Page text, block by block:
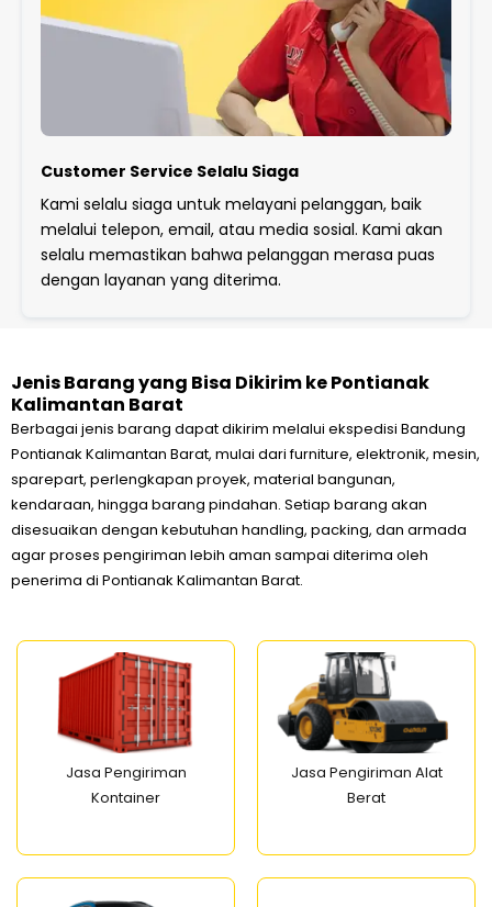
Customer Service Selalu Siaga
Kami selalu siaga untuk melayani pelanggan, baik
melalui telepon, email, atau media sosial. Kami akan
selalu memastikan bahwa pelanggan merasa puas
dengan layanan yang diterima.
Jenis Barang yang Bisa Dikirim ke Pontianak
Kalimantan Barat
Berbagai jenis barang dapat dikirim melalui ekspedisi Bandung
Pontianak Kalimantan Barat, mulai dari furniture, elektronik, mesin,
sparepart, perlengkapan proyek, material bangunan,
kendaraan, hingga barang pindahan. Setiap barang akan
disesuaikan dengan kebutuhan handling, packing, dan armada
agar proses pengiriman lebih aman sampai diterima oleh
penerima di Pontianak Kalimantan Barat.
Jasa Pengiriman
Kontainer
Jasa Pengiriman Alat
Berat